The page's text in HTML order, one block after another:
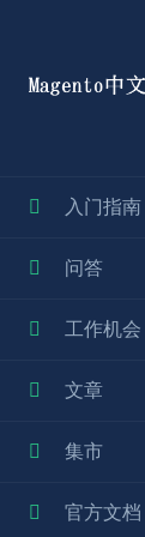
入门指南
问答
工作机会
文章
集市
官方文档